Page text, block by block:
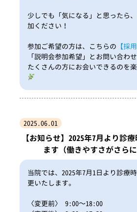
少しでも「気になる」と思ったら
加ください！
参加ご希望の方は、こちらの 【採
「説明会参加希望」とお問い合わせ
たくさんの方にお会いできるのを
2025.06.01
【お知らせ】2025年7月より診
ます（働きやすさがさらに
当院では、2025年7月1日より診療
更いたします。
〈変更前〉 9:00～18:00